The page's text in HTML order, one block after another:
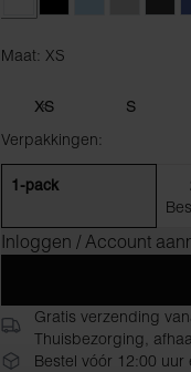
Maat: XS
XS S
Verpakkingen:
1-pack
Inloggen / Account
Gratis verzending
Thuisbezorging,
Bestel vóór 12:00